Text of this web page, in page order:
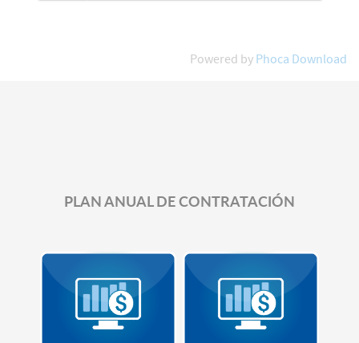
Powered by Phoca Download
PLAN ANUAL DE CONTRATACIÓN